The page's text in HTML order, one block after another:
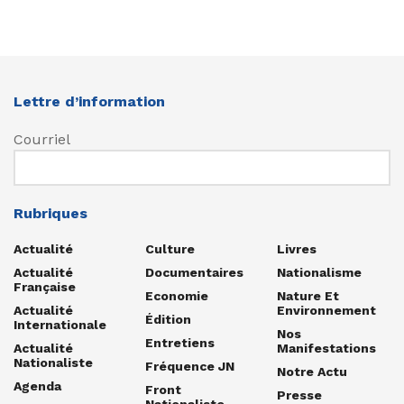
Lettre d’information
Courriel
Rubriques
Actualité
Actualité
Française
Actualité
Internationale
Actualité
Nationaliste
Agenda
Culture
Documentaires
Economie
Édition
Entretiens
Fréquence JN
Front
Livres
Nationalisme
Nature Et
Environnement
Nos
Manifestations
Notre Actu
Presse